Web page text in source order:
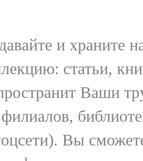
и храните
статьи,
Ваши
филиалов,
Вы